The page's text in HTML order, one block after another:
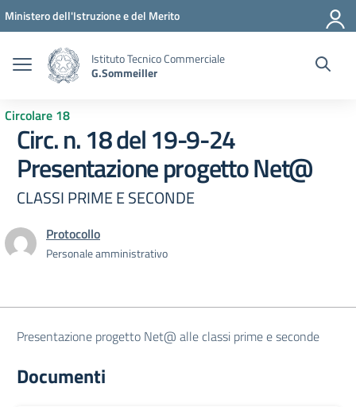
Vai ai contenuti
Vai al menu di navigazione
Vai al footer
Ministero dell'Istruzione e del Merito
Istituto Tecnico Commerciale
G.Sommeiller
Circolare 18
Circ. n. 18 del 19-9-24
Presentazione progetto Net@
CLASSI PRIME E SECONDE
Protocollo
Personale amministrativo
Presentazione progetto Net@ alle classi prime e seconde
Documenti